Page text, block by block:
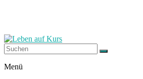
Leben
Menü